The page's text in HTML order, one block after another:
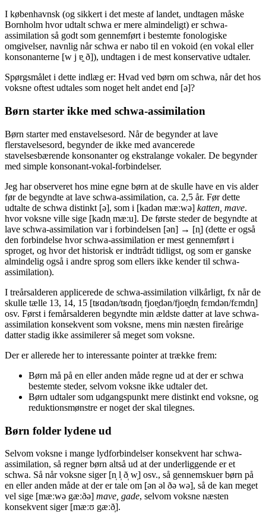
I københavnsk (og sikkert i det meste af landet, undtagen måske
Bornholm hvor udtalt schwa er mere almindeligt) er schwa-
assimilation så godt som gennemført i bestemte fonologiske
omgivelser, navnlig når schwa er nabo til en vokoid (en vokal eller
konsonanterne [w j ɐ̯ ð]), undtagen i de mest konservative udtaler.
Spørgsmålet i dette indlæg er: Hvad ved børn om schwa, når det hos
voksne oftest udtales som noget helt andet end [ə]?
Børn starter ikke med schwa-assimilation
Børn starter med enstavelsesord. Når de begynder at lave
flerstavelsesord, begynder de ikke med avancerede
stavelsesbærende konsonanter og ekstralange vokaler. De begynder
med simple konsonant-vokal-forbindelser.
Jeg har observeret hos mine egne børn at de skulle have en vis alder
før de begyndte at lave schwa-assimilation, ca. 2,5 år. Før dette
udtalte de schwa distinkt [ə], som i [kadən mæːwə] katten, mave.
hvor voksne ville sige [kadn̩ mæːu]. De første steder de begyndte at
lave schwa-assimilation var i forbindelsen [ən] → [n̩] (dette er også
den forbindelse hvor schwa-assimilation er mest gennemført i
sproget, og hvor det historisk er indtrådt tidligst, og som er ganske
almindelig også i andre sprog som ellers ikke kender til schwa-
assimilation).
I treårsalderen applicerede de schwa-assimilation vilkårligt, fx når de
skulle tælle 13, 14, 15 [tʁɑdən/tʁɑdn̩ fjoɐ̯dən/fjoɐ̯dn̩ fɛmdən/fɛmdn̩]
osv. Først i femårsalderen begyndte min ældste datter at lave schwa-
assimilation konsekvent som voksne, mens min næsten fireårige
datter stadig ikke assimilerer så meget som voksne.
Der er allerede her to interessante pointer at trække frem:
Børn må på en eller anden måde regne ud at der er schwa
bestemte steder, selvom voksne ikke udtaler det.
Børn udtaler som udgangspunkt mere distinkt end voksne, og
reduktionsmønstre er noget der skal tilegnes.
Børn folder lydene ud
Selvom voksne i mange lydforbindelser konsekvent har schwa-
assimilation, så regner børn altså ud at der underliggende er et
schwa. Så når voksne siger [n̩ l̩ ð̩ w̩] osv., så gennemskuer børn på
en eller anden måde at der er tale om [ən əl ðə wə], så de kan meget
vel sige [mæːwə gæːðə] mave, gade, selvom voksne næsten
konsekvent siger [mæːʊ gæːð̩].